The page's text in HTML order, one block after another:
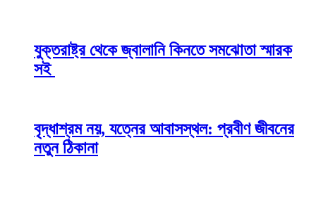
যুক্তরাষ্ট্র থেকে জ্বালানি কিনতে সমঝোতা স্মারক
সই
বৃদ্ধাশ্রম নয়, যত্নের আবাসস্থল: প্রবীণ জীবনের
নতুন ঠিকানা